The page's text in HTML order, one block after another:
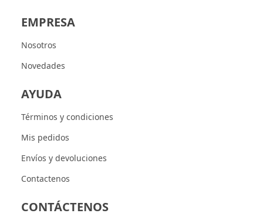
EMPRESA
Nosotros
Novedades
AYUDA
Términos y condiciones
Mis pedidos
Envíos y devoluciones
Contactenos
CONTÁCTENOS